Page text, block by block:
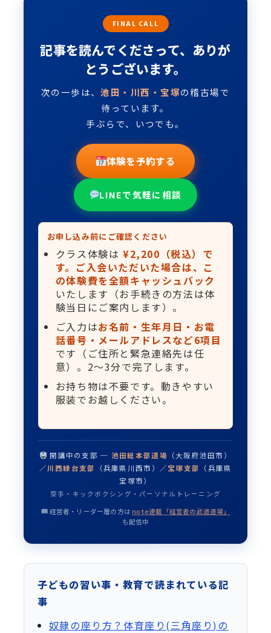
FINAL CALL
記事を読んでくださって、ありが
とうございます。
次の一歩は、池田・川西・宝塚の稽古場で
待っています。
手ぶらで、いつでも。
体験を予約する
LINEで気軽に相談
お申し込み前にご確認ください
クラス体験は¥2,200（税込）で
す。ご入会いただいた場合は、こ
の体験費を全額キャッシュバック
いたします（お手続きの方法は体
験当日にご案内します）。
ご入力はお名前・生年月日・お電
話番号・メールアドレスなど6項目
です（ご住所と緊急連絡先は任
意）。2〜3分で完了します。
お持ち物は不要です。動きやすい
服装でお越しください。
開講中の支部 ─ 池田総本部道場 （大阪府池田市）
／川西緑台支部 （兵庫県川西市）／宝塚支部
（兵庫県
宝塚市）
空手・キックボクシング・パーソナルトレーニング
経営者・リーダー層の方はnote連載「経営者の武道道場」
も配信中
子どもの習い事・教育で読まれている記
事
奴隷の座り方？体育座り(三角座り)の